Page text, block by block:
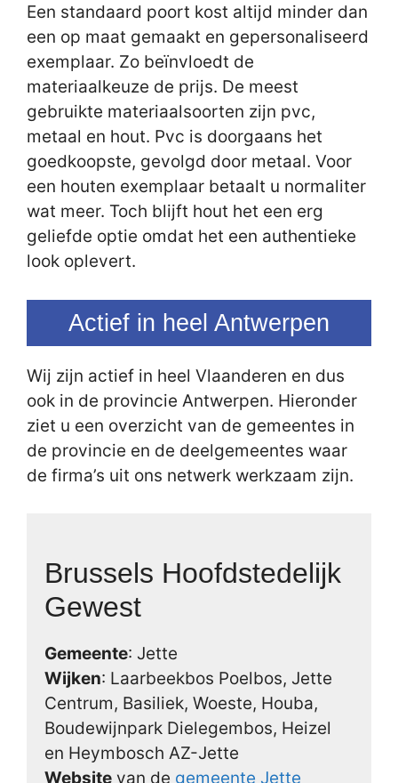
Een standaard poort kost altijd minder dan
een op maat gemaakt en gepersonaliseerd
exemplaar. Zo beïnvloedt de
materiaalkeuze de prijs. De meest
gebruikte materiaalsoorten zijn pvc,
metaal en hout. Pvc is doorgaans het
goedkoopste, gevolgd door metaal. Voor
een houten exemplaar betaalt u normaliter
wat meer. Toch blijft hout het een erg
geliefde optie omdat het een authentieke
look oplevert.
Actief in heel Antwerpen
Wij zijn actief in heel Vlaanderen en dus
ook in de provincie Antwerpen. Hieronder
ziet u een overzicht van de gemeentes in
de provincie en de deelgemeentes waar
de firma’s uit ons netwerk werkzaam zijn.
Brussels Hoofdstedelijk
Gewest
Gemeente: Jette
Wijken: Laarbeekbos Poelbos, Jette
Centrum, Basiliek, Woeste, Houba,
Boudewijnpark Dielegembos, Heizel
en Heymbosch AZ-Jette
Website van de gemeente Jette